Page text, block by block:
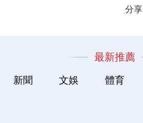
分享
最新推薦
新聞 文娛 體育